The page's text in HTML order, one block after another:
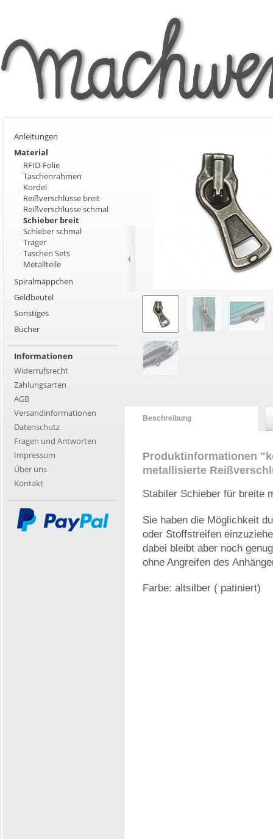
Anleitungen
Material
RFID-Folie
Taschenrahmen
Kordel
Reißverschlüsse breit
Reißverschlüsse schmal
Schieber breit
Schieber schmal
Träger
Taschen Sets
Metallteile
Spiralmäppchen
Geldbeutel
Sonstiges
Bücher
Informationen
Widerrufsrecht
Zahlungsarten
AGB
Versandinformationen
Datenschutz
Fragen und Antworten
Impressum
Über uns
Kontakt
Beschreibung
Produktinformationen
metallisierte
Stabiler Schieber für breite
Sie haben die Möglichkeit
oder Stoffstreifen
dabei bleibt aber noch
ohne Angreifen des
Farbe: altsilber ( patiniert)